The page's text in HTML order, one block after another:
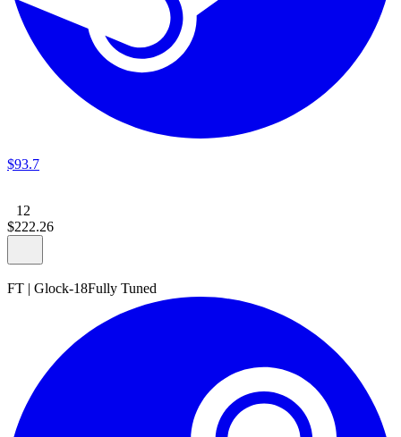
$93.7
12
$222.26
FT | Glock-18Fully Tuned